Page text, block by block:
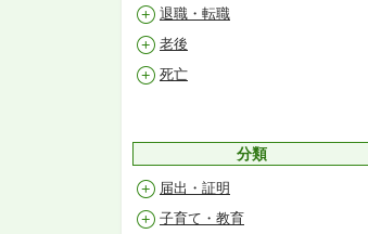
退職・転職
老後
死亡
分類
届出・証明
子育て・教育